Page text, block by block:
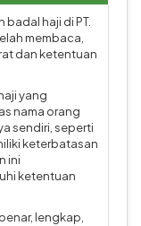
haji di PT.
membaca,
dan ketentuan
yang
nama orang
sendiri, seperti
keterbatasan
ini
ketentuan
lengkap,